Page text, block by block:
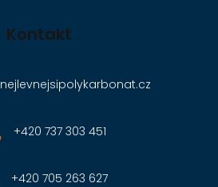
Kontakt
nejlevnejsipolykarbonat.cz
+420 737 303 451
+420 705 263 627